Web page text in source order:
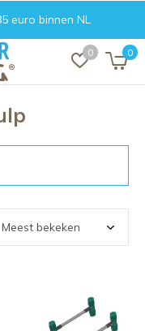
0 0
euro binnen NL